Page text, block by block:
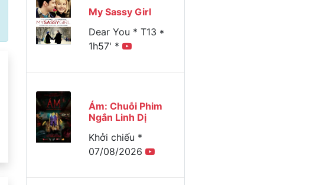
My Sassy Girl
Dear You * T13 *
1h57' *
Ám: Chuỗi Phim
Ngắn Linh Dị
Khởi chiếu *
07/08/2026